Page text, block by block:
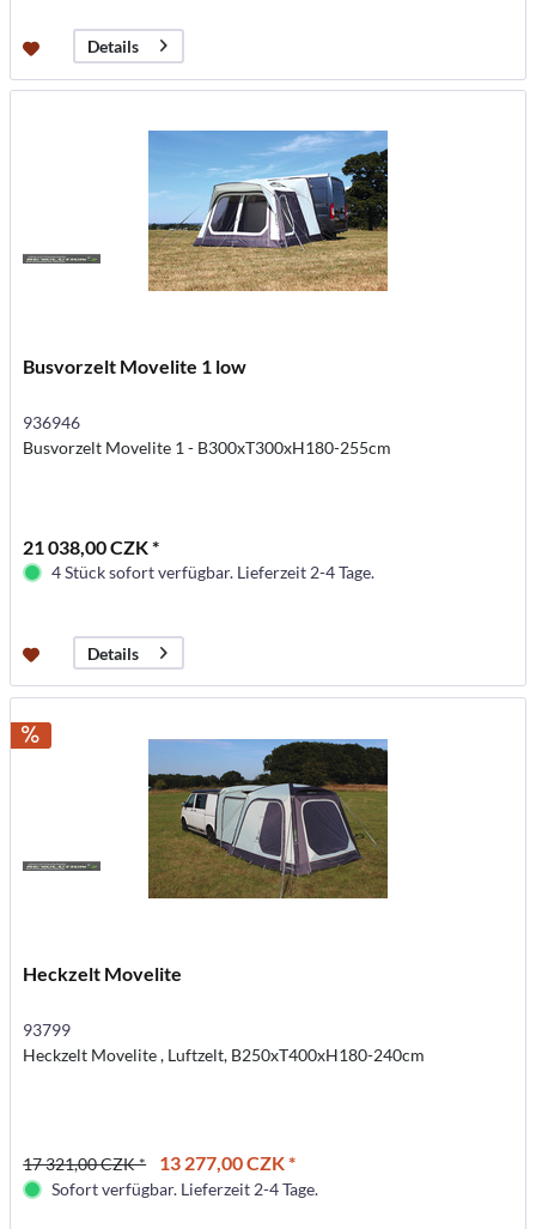
Details
Busvorzelt Movelite 1 low
936946
Busvorzelt Movelite 1 - B300xT300xH180-255cm
21 038,00 CZK *
4 Stück sofort verfügbar. Lieferzeit 2-4 Tage.
Details
Heckzelt Movelite
93799
Heckzelt Movelite , Luftzelt, B250xT400xH180-240cm
17 321,00 CZK * 13 277,00 CZK *
Sofort verfügbar. Lieferzeit 2-4 Tage.